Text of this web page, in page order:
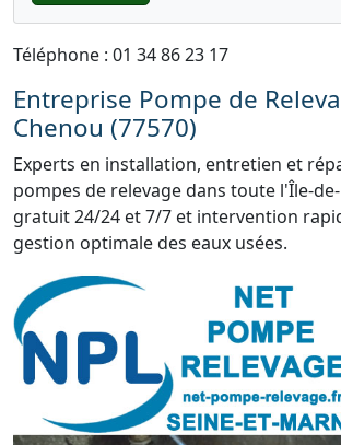
Téléphone : 01 34 86 23 17
Entreprise Pompe de
Chenou (77570)
Experts en installation, entretien et
pompes de relevage dans toute l'Île-
gratuit 24/24 et 7/7 et intervention
gestion optimale des eaux usées.